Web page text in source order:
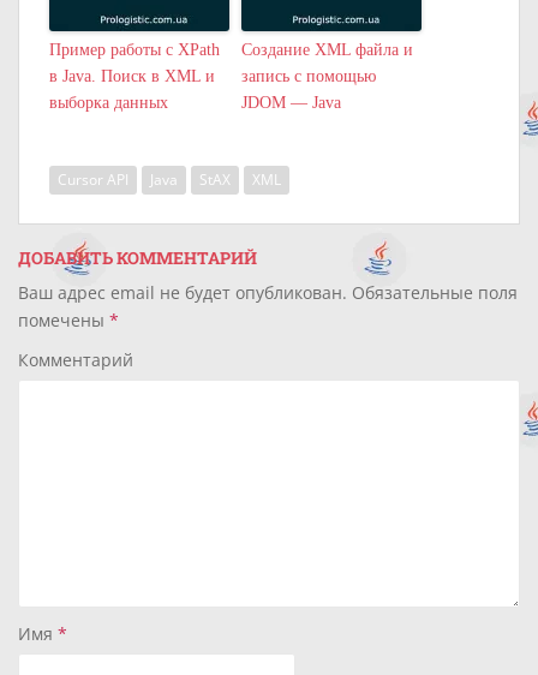
Пример работы с XPath
в Java. Поиск в XML и
выборка данных
Создание XML файла и
запись с помощью
JDOM — Java
Cursor API Java StAX XML
ДОБАВИТЬ КОММЕНТАРИЙ
Ваш адрес email не будет опубликован. Обязательные поля
помечены *
Комментарий
Имя *